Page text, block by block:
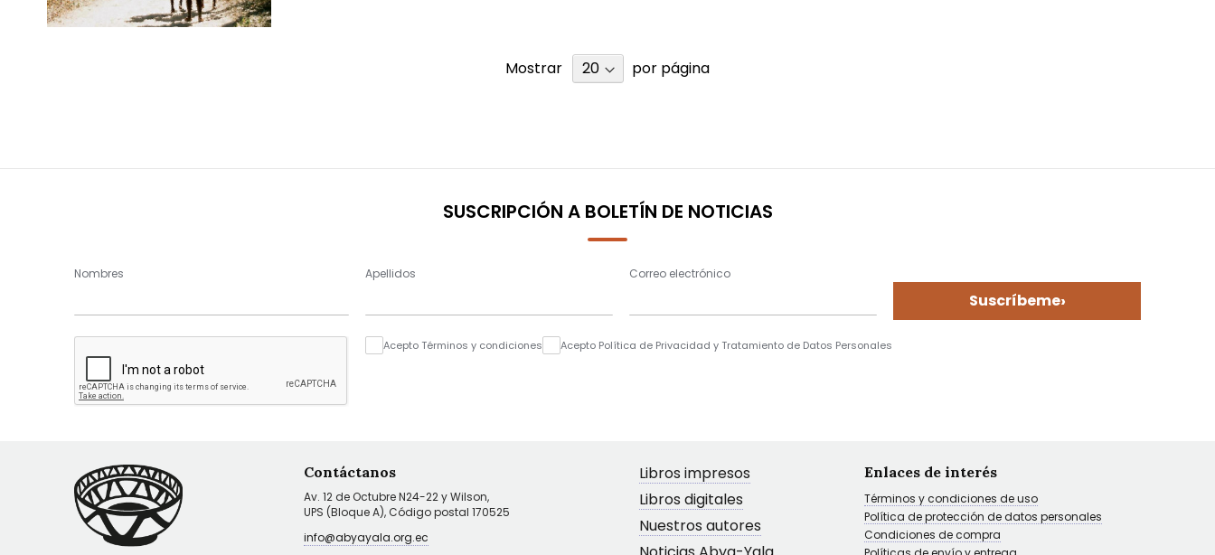
Mostrar por página
SUSCRIPCIÓN A BOLETÍN DE NOTICIAS
Nombres Apellidos Correo electrónico
Suscríbeme›
Acepto Términos y condiciones Acepto Política de Privacidad y Tratamiento de Datos Personales
Contáctanos
Av. 12 de Octubre N24-22 y Wilson,
UPS (Bloque A), Código postal 170525
info@abyayala.org.ec
Libros impresos
Libros digitales
Nuestros autores
Enlaces de interés
Términos y condiciones de uso
Política de protección de datos personales
Condiciones de compra